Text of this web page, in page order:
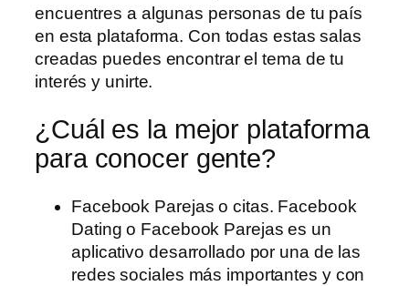
encuentres a algunas personas de tu país
en esta plataforma. Con todas estas salas
creadas puedes encontrar el tema de tu
interés y unirte.
¿Cuál es la mejor plataforma
para conocer gente?
Facebook Parejas o citas. Facebook
Dating o Facebook Parejas es un
aplicativo desarrollado por una de las
redes sociales más importantes y con